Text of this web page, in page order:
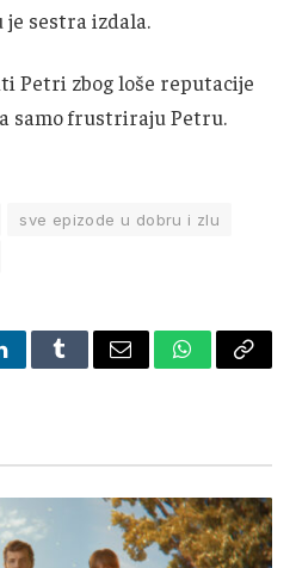
je sestra izdala.
Petri zbog loše reputacije
samo frustriraju Petru.
sve epizode u dobru i zlu
TumblrEmail WhatsApp
Copy